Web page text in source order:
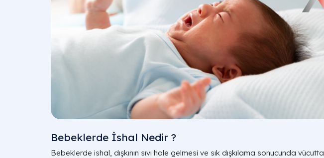
Bebeklerde İshal Nedir ?
Bebeklerde ishal, dışkının sıvı hale gelmesi ve sık dışkılama sonucunda vücutta